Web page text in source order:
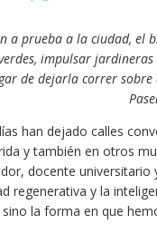
a prueba a la ciudad, el
impulsar
de dejarla correr sobre
han dejado calles
y también en otros
docente
regenerativa y la
la forma en que